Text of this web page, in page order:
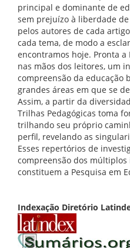
principal e dominante de
sem prejuízo à liberdade
pelos autores de cada
cada tema, de modo a
encontramos hoje. Pronta
nas mãos dos leitores, um
compreensão da educação
grandes áreas em que se
Assim, a partir da
Trilhas Pedagógicas toma
trilhando seu próprio
perfil, revelando as
Esses repertórios de
compreensão dos
constituem a Pesquisa em
Indexação Diretório